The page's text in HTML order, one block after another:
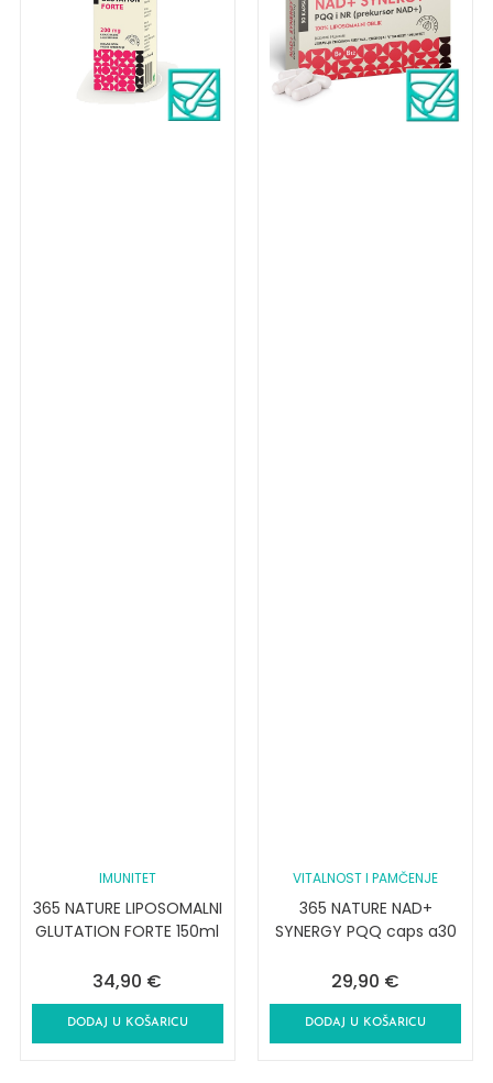
IMUNITET
365 NATURE LIPOSOMALNI
GLUTATION FORTE 150ml
34,90 €
DODAJ U KOŠARICU
VITALNOST I PAMČENJE
365 NATURE NAD+
SYNERGY PQQ caps a30
29,90 €
DODAJ U KOŠARICU